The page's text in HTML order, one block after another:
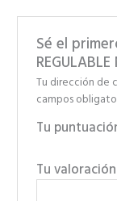
Sé el
Tu dirección de
campos
Tu
Tu valoración